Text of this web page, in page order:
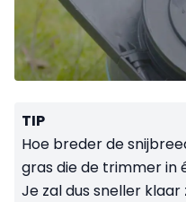
TIP
Hoe breder de
gras die de trimmer in
Je zal dus sneller